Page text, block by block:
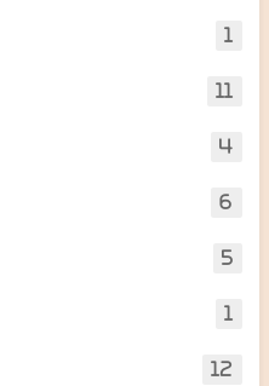
1
11
4
6
5
12